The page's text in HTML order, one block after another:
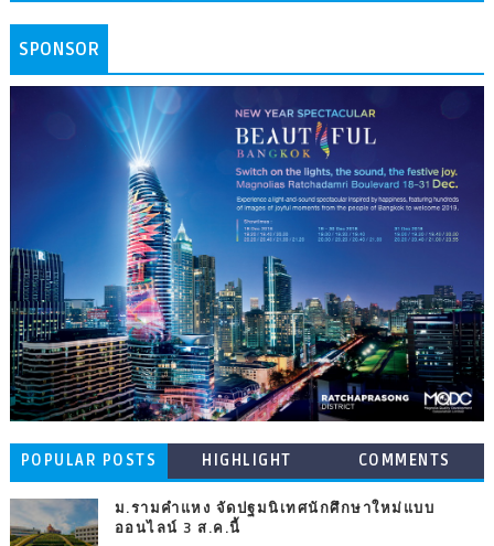
SPONSOR
POPULAR POSTS HIGHLIGHT COMMENTS
ม.รามคำแหง จัดปฐมนิเทศนักศึกษาใหม่แบบ
ออนไลน์ 3 ส.ค.นี้